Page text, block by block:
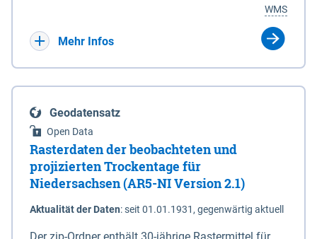
Eigenschaft eines Sperrwerkes durch Widmung, die
die Deichbehörde durch Verordnung ausspricht.
sowie Status der bestehenden Wolfsterritorien im
laufenden Monitoringjahr.
WMS
Mehr Infos
Geodatensatz
Open Data
Rasterdaten der beobachteten und
projizierten Trockentage für
Niedersachsen (AR5-NI Version 2.1)
Aktualität der Daten:seit 01.01.1931, gegenwärtig aktuell